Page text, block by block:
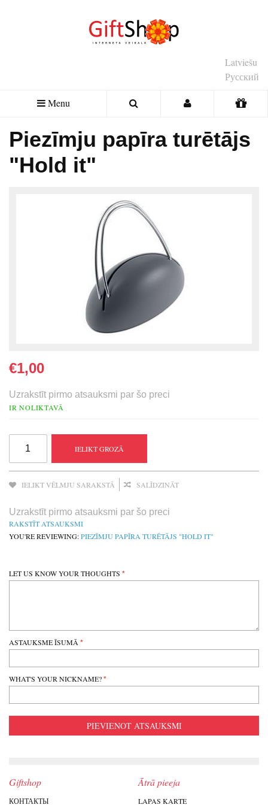
Latviešu
Русский
Menu
Piezīmju papīra turētājs
"Hold it"
€1,00
Uzrakstīt pirmo atsauksmi par šo preci
IR NOLIKTAVĀ
IELIKT GROZĀ
IELIKT VĒLMJU SARAKSTĀ SALĪDZINĀT
Uzrakstīt pirmo atsauksmi par šo preci
RAKSTĪT ATSAUKSMI
YOU'RE REVIEWING:PIEZĪMJU PAPĪRA TURĒTĀJS "HOLD IT"
LET US KNOW YOUR THOUGHTS
ASTAUKSME ĪSUMĀ
WHAT'S YOUR NICKNAME?
PIEVIENOT ATSAUKSMI
Giftshop
КОНТАКТЫ
Ātrā pieeja
LAPAS KARTE